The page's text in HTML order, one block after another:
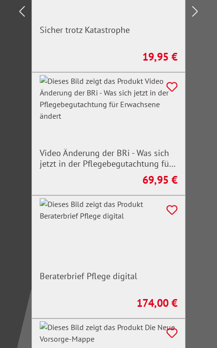
Sicher trotz Katastrophe
Regulärer Preis:
19,95 €
Video Änderung der BRi - Was sich
jetzt in der Pflegebegutachtung für
Regulärer Preis:
69,95 €
Beraterbrief Pflege digital
Regulärer Preis:
174,00 €